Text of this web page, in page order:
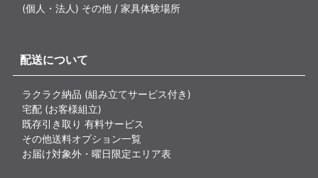
(個人・法人) その他 / 家具体験場所
配送について
ラクラク納品 (組み立てサービス付き)
宅配 (お客様組立)
既存引き取り 有料サービス
その他送料オプション一覧
お届け対象外・曜日限定エリア表